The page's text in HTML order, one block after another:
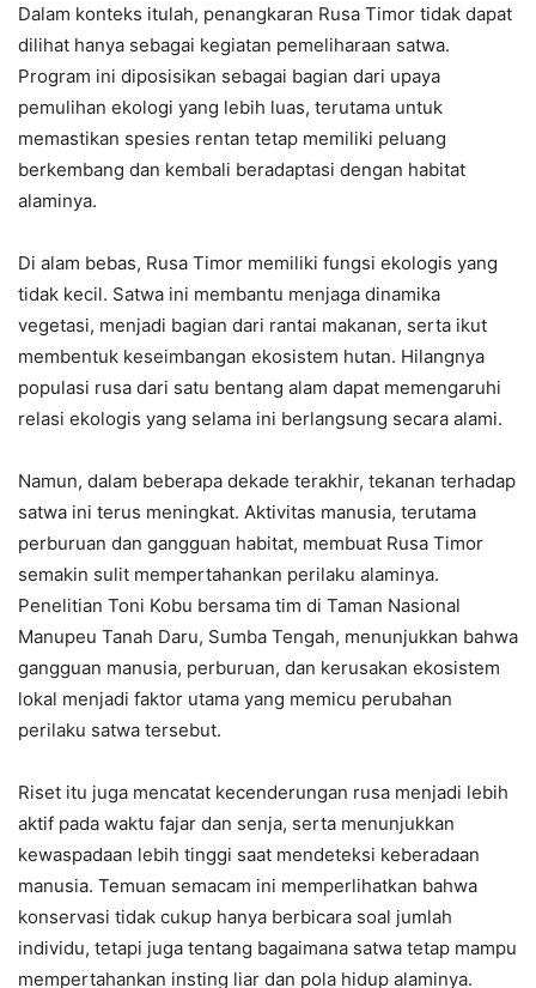
Dalam konteks itulah, penangkaran Rusa Timor tidak dapat
dilihat hanya sebagai kegiatan pemeliharaan satwa.
Program ini diposisikan sebagai bagian dari upaya
pemulihan ekologi yang lebih luas, terutama untuk
memastikan spesies rentan tetap memiliki peluang
berkembang dan kembali beradaptasi dengan habitat
alaminya.
Di alam bebas, Rusa Timor memiliki fungsi ekologis yang
tidak kecil. Satwa ini membantu menjaga dinamika
vegetasi, menjadi bagian dari rantai makanan, serta ikut
membentuk keseimbangan ekosistem hutan. Hilangnya
populasi rusa dari satu bentang alam dapat memengaruhi
relasi ekologis yang selama ini berlangsung secara alami.
Namun, dalam beberapa dekade terakhir, tekanan terhadap
satwa ini terus meningkat. Aktivitas manusia, terutama
perburuan dan gangguan habitat, membuat Rusa Timor
semakin sulit mempertahankan perilaku alaminya.
Penelitian Toni Kobu bersama tim di Taman Nasional
Manupeu Tanah Daru, Sumba Tengah, menunjukkan bahwa
gangguan manusia, perburuan, dan kerusakan ekosistem
lokal menjadi faktor utama yang memicu perubahan
perilaku satwa tersebut.
Riset itu juga mencatat kecenderungan rusa menjadi lebih
aktif pada waktu fajar dan senja, serta menunjukkan
kewaspadaan lebih tinggi saat mendeteksi keberadaan
manusia. Temuan semacam ini memperlihatkan bahwa
konservasi tidak cukup hanya berbicara soal jumlah
individu, tetapi juga tentang bagaimana satwa tetap mampu
mempertahankan insting liar dan pola hidup alaminya.